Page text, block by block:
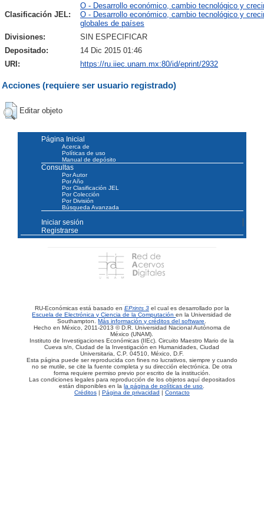
Clasificación JEL:
O - Desarrollo económico, cambio tecnológico y
O - Desarrollo económico, cambio tecnológico y
globales de países
Divisiones:
SIN ESPECIFICAR
Depositado:
14 Dic 2015 01:46
URI:
https://ru.iiec.unam.mx:80/id/eprint/2932
Acciones (requiere ser usuario registrado)
Editar objeto
Página Inicial
Acerca de
Políticas de uso
Manual de depósito
Consultas
Por Autor
Por Año
Por Clasificación JEL
Por Colección
Por División
Búsqueda Avanzada
Iniciar sesión
Registrarse
RU-Económicas está basado en EPrints 3 el cual es desarrollado por la
Escuela de Electrónica y Ciencia de la Computaciónen la Universidad de
Southampton.Más información y créditos del software.
Hecho en México, 2011-2013 © D.R. Universidad Nacional Autónoma de
México (UNAM).
Instituto de Investigaciones Económicas (IIEc). Circuito Maestro Mario de la
Cueva s/n, Ciudad de la Investigación en Humanidades, Ciudad
Universitaria, C.P. 04510, México, D.F.
Esta página puede ser reproducida con fines no lucrativos, siempre y cuando
no se mutile, se cite la fuente completa y su dirección electrónica. De otra
forma requiere permiso previo por escrito de la institución.
Las condiciones legales para reproducción de los objetos aquí depositados
están disponibles en lala página de políticas de uso.
Créditos| Página de privacidad | Contacto